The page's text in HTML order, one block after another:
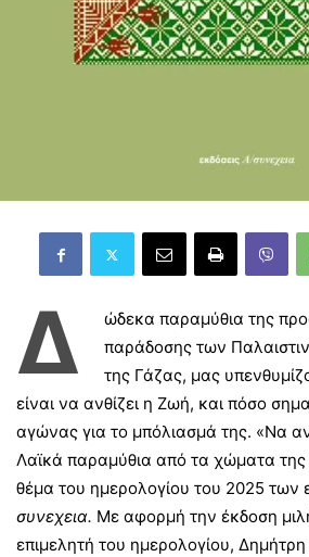
Δ
ώδεκα παραμύθια της
παράδοσης των
της Γάζας, μας
είναι να ανθίζει η Ζωή, και πόσο
αγώνας για το μπόλιασμά της. «Να
Λαϊκά παραμύθια από τα χώματα της
θέμα του ημερολογίου του 2025 των
συνεχεια. Με αφορμή την έκδοση
επιμελητή του ημερολογίου,